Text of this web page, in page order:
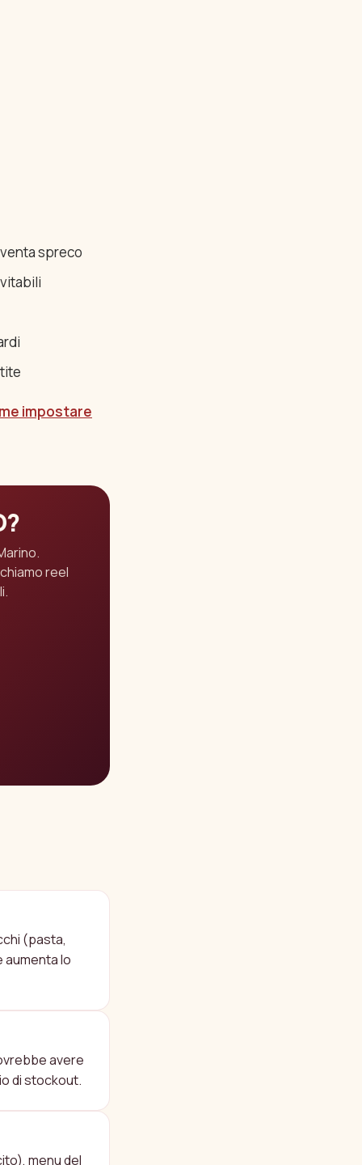
spreco
impostare
reel
(pasta,
aumenta lo
avere
di stockout.
menu del